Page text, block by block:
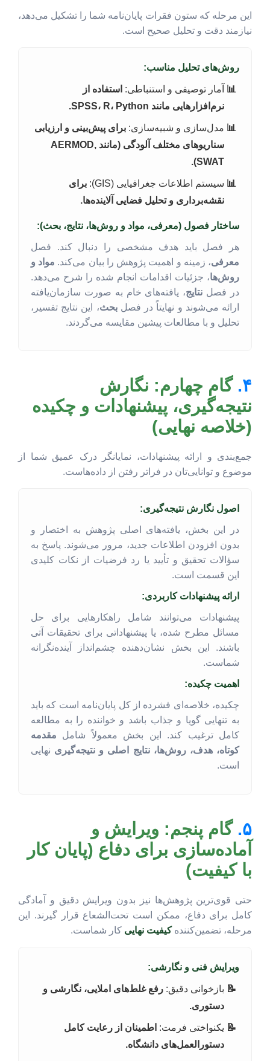
این مرحله که ستون فقرات پایان‌نامه شما را تشکیل می‌دهد،
نیازمند دقت و تحلیل صحیح است.
روش‌های تحلیل مناسب:
آمار توصیفی و استنباطی: استفاده از
نرم‌افزارهایی مانند SPSS، R، Python.
مدل‌سازی و شبیه‌سازی: برای پیش‌بینی و ارزیابی
سناریوهای مختلف آلودگی (مانند AERMOD,
SWAT).
سیستم اطلاعات جغرافیایی (GIS):
برای
نقشه‌برداری و تحلیل فضایی آلاینده‌ها.
ساختار فصول (معرفی، مواد و روش‌ها، نتایج، بحث):
هر فصل باید هدف مشخصی را دنبال کند. فصل
معرفی، زمینه و اهمیت پژوهش را بیان می‌کند. مواد و
روش‌ها، جزئیات اقدامات انجام شده را شرح می‌دهد.
در فصل نتایج، یافته‌های خام به صورت سازمان‌یافته
ارائه می‌شوند و نهایتاً در فصلبحث، این نتایج تفسیر،
تحلیل و با مطالعات پیشین مقایسه می‌گردند.
۴. گام چهارم: نگارش
نتیجه‌گیری، پیشنهادات و چکیده
(خلاصه نهایی)
جمع‌بندی و ارائه پیشنهادات، نمایانگر درک عمیق شما از
موضوع و توانایی‌تان در فراتر رفتن از داده‌هاست.
اصول نگارش نتیجه‌گیری:
در این بخش، یافته‌های اصلی پژوهش به اختصار و
بدون افزودن اطلاعات جدید، مرور می‌شوند. پاسخ به
سؤالات تحقیق و تأیید یا رد فرضیات از نکات کلیدی
این قسمت است.
ارائه پیشنهادات کاربردی:
پیشنهادات می‌توانند شامل راهکارهایی برای حل
مسائل مطرح شده، یا پیشنهاداتی برای تحقیقات آتی
باشند. این بخش نشان‌دهنده چشم‌انداز آینده‌نگرانه
شماست.
اهمیت چکیده:
چکیده، خلاصه‌ای فشرده از کل پایان‌نامه است که باید
به تنهایی گویا و جذاب باشد و خواننده را به مطالعه
کامل ترغیب کند. این بخش معمولاً شامل مقدمه
کوتاه، هدف، روش‌ها، نتایج اصلی و نتیجه‌گیری نهایی
است.
۵. گام پنجم: ویرایش و
آماده‌سازی برای دفاع (پایان کار
با کیفیت)
حتی قوی‌ترین پژوهش‌ها نیز بدون ویرایش دقیق و آمادگی
کامل برای دفاع، ممکن است تحت‌الشعاع قرار گیرند. این
مرحله، تضمین‌کنندهکیفیت نهایی کار شماست.
ویرایش فنی و نگارشی:
بازخوانی دقیق: رفع غلط‌های املایی، نگارشی و
دستوری.
یکنواختی فرمت: اطمینان از رعایت کامل
دستورالعمل‌های دانشگاه.